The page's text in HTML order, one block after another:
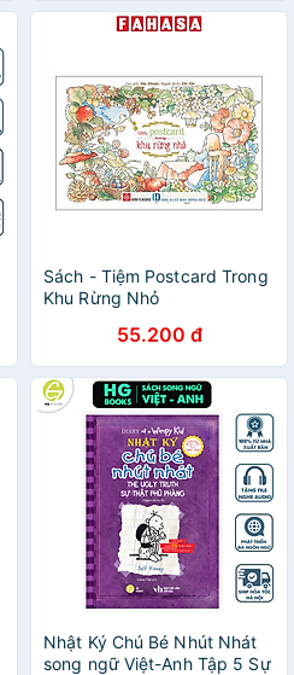
Sách - Tiệm Postcard Trong
Khu Rừng Nhỏ
55.200 đ
Nhật Ký Chú Bé Nhút Nhát
song ngữ Việt-Anh Tập 5 Sự